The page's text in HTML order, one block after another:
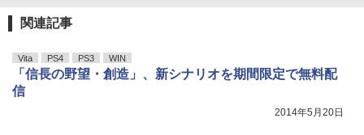
関連記事
Vita PS4 PS3 WIN
「信長の野望・創造」、新シナリオを期間限定で無料配
信
2014年5月20日